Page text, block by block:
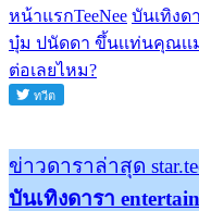
หน้าแรกTeeNee บันเทิงด
บุ๋ม ปนัดดา ขึ้นเเท่นคุณเ
ต่อเลยไหม?
ข่าวดาราล่าสุด
บันเทิงดารา